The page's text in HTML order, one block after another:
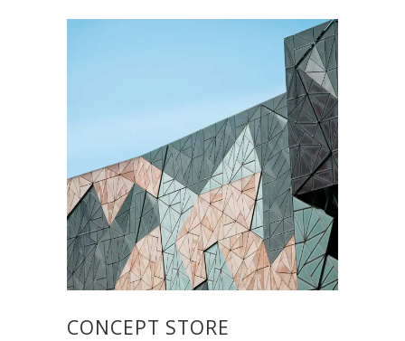
CONCEPT STORE